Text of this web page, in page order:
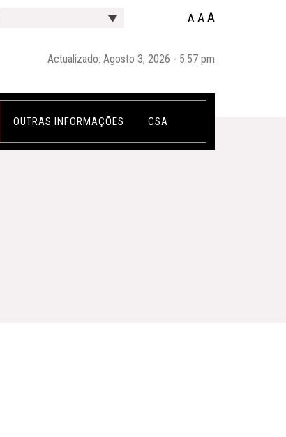
A AA
Actualizado: Agosto 3, 2026 - 5:57 pm
OUTRAS INFORMAÇÕES CSA